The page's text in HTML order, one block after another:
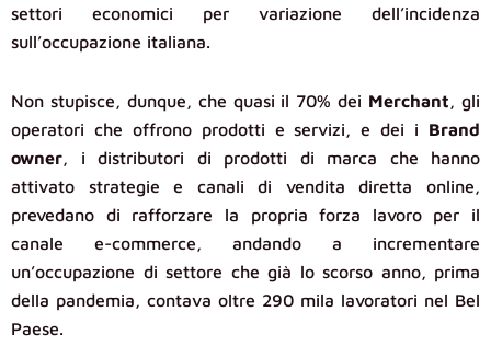
settori economici per variazione dell’incidenza
sull’occupazione italiana.
Non stupisce, dunque, che quasi il 70% dei Merchant, gli
operatori che offrono prodotti e servizi, e dei i Brand
owner, i distributori di prodotti di marca che hanno
attivato strategie e canali di vendita diretta online,
prevedano di rafforzare la propria forza lavoro per il
canale e-commerce, andando a incrementare
un’occupazione di settore che già lo scorso anno, prima
della pandemia, contava oltre 290 mila lavoratori nel Bel
Paese.